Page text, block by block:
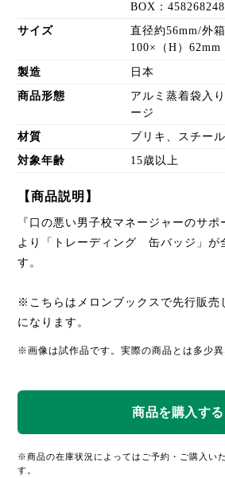
BOX：
サイズ
直径約56mm/外
100×（H）62mm
製造 日本
商品形態
アルミ蒸着袋入
ージ
材質 ブリキ、スチール
対象年齢 15歳以上
【商品説明】
『口の悪い男子校マネージャーのサポ
より「トレーディング 缶バッジ」が
す。
※こちらはメロンブックスで先行販売
になります。
※画像は試作品です。実際の商品とは多少異
※商品の在庫状況によってはご予約・ご購入い
す。